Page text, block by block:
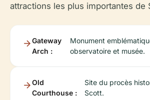
attractions les plus importantes de
Gateway
Arch :
Monument
observatoire et musée.
Old
Courthouse :
Site du procès
Scott.